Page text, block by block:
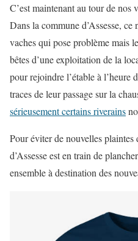
C’est maintenant au tour de nos
Dans la commune d’Assesse, ce
vaches qui pose problème mais
bêtes d’une exploitation de la
pour rejoindre l’étable à l’heure
traces de leur passage sur la
sérieusement certains riverains
Pour éviter de nouvelles
d’Assesse est en train de
ensemble à destination des